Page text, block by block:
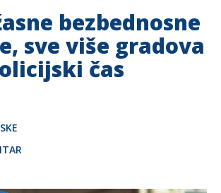
bezbednosne
sve više gradova
čas